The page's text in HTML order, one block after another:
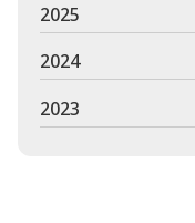
2025
2024
2023